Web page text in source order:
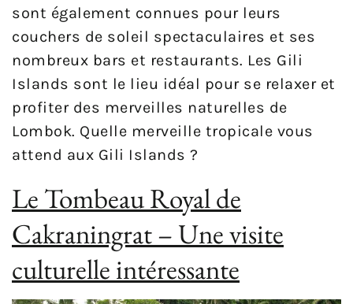
sont également connues pour leurs
couchers de soleil spectaculaires et ses
nombreux bars et restaurants. Les Gili
Islands sont le lieu idéal pour se relaxer et
profiter des merveilles naturelles de
Lombok. Quelle merveille tropicale vous
attend aux Gili Islands ?
Le Tombeau Royal de
Cakraningrat – Une visite
culturelle intéressante